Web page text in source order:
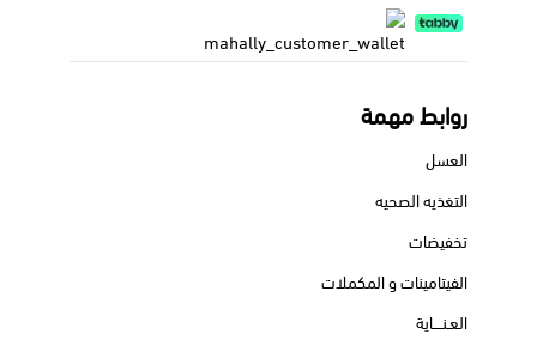
روابط مهمة
العسل
التغذيه الصحيه
تخفيضات
الفيتامينات و المكملات
العـنــــاية